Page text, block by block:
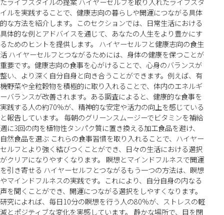
イルを実践することで、健康志向の暮らしや開運につながる具体
的な方法を紹介します。このセクションでは、日常生活における
具体的な例とアドバイスを通じて、あなたの人生をより豊かにす
るためのヒントを提供します。 ハイヤーセルフと健康志向の食生
活 ハイヤーセルフとつながるためには、身体の健康を保つことが
重要です。健康志向の食事を心がけることで、心身のバランスが
整い、より深く自分自身と向き合うことができます。例えば、有
機野菜や全粒穀物を積極的に取り入れることで、体内のエネルギ
ーバランスが改善されます。ある調査によると、健康的な食事を
実践する人の約70%が、精神的な安定や活力の向上を感じている
と報告しています。 毎朝のグリーンスムージーでビタミンを補給
週に3回の肉を植物性タンパク質に置き換える加工食品を避け、
自然食品を選ぶ これらの食事習慣を取り入れることで、ハイヤー
セルフとより強く結びつくことができ、日々の生活における選択
がクリアになりやすくなります。 瞑想とマインドフルネスで開運
を引き寄せる ハイヤーセルフとつながるもう一つの方法は、瞑想
やマインドフルネスの実践です。これにより、自分自身の内なる
声を聞くことができ、開運につながる選択をしやすくなります。
研究によれば、毎日10分の瞑想を行う人の80%が、ストレスの軽
減とポジティブな変化を実感しています。 静かな場所で、目を閉